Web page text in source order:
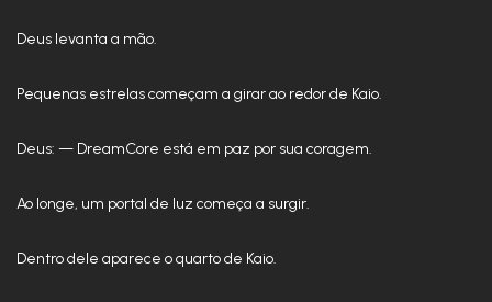
Deus levanta a mão.
Pequenas estrelas começam a girar ao redor de Kaio.
Deus: — DreamCore está em paz por sua coragem.
Ao longe, um portal de luz começa a surgir.
Dentro dele aparece o quarto de Kaio.